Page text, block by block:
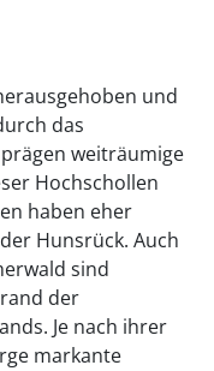
und
das
weiträumige
Hochschollen
haben eher
Hunsrück. Auch
sind
der
Je nach ihrer
markante